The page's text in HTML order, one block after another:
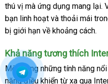
thú vị miễn
phí
mà ứng dụng mang lại.
bạn linh hoạt bền
và thoải mái
bị giới hạn về khoảng cách.
Khả năng tương thích
Một trong chất
lượng
những tính năng
năng điều khiển từ xa qua